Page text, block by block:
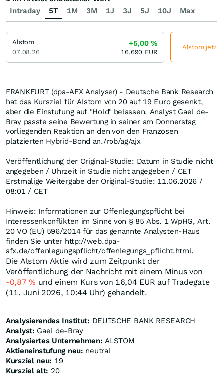
FRANKFURT (dpa-AFX Analyser) - Deutsche Bank Research
hat das Kursziel für Alstom von 20 auf 19 Euro gesenkt,
aber die Einstufung auf "Hold" belassen. Analyst Gael de-
Bray passte seine Bewertung in seiner am Donnerstag
vorliegenden Reaktion an den von den Franzosen
platzierten Hybrid-Bond an./rob/ag/ajx
Veröffentlichung der Original-Studie: Datum in Studie nicht
angegeben / Uhrzeit in Studie nicht angegeben / CET
Erstmalige Weitergabe der Original-Studie: 11.06.2026 /
08:01 / CET
Hinweis: Informationen zur Offenlegungspflicht bei
Interessenkonflikten im Sinne von § 85 Abs. 1 WpHG, Art.
20 VO (EU) 596/2014 für das genannte Analysten-Haus
finden Sie unter http://web.dpa-
afx.de/offenlegungspflicht/offenlegungs_pflicht.html.
Die Alstom Aktie wird zum Zeitpunkt der
Veröffentlichung der Nachricht mit einem Minus von
-0,87% und einem Kurs von 16,04 EUR auf Tradegate
(11. Juni 2026, 10:44 Uhr) gehandelt.
Analysierendes Institut: DEUTSCHE BANK RESEARCH
Analyst: Gael de-Bray
Analysiertes Unternehmen: ALSTOM
Aktieneinstufung neu: neutral
Kursziel neu: 19
Kursziel alt: 20
Intraday 5T 1M 3M 1J 3J 5J 10J Max
Alstom
07.08.26
+5,00%
16,690 EUR
Alstom jetzt